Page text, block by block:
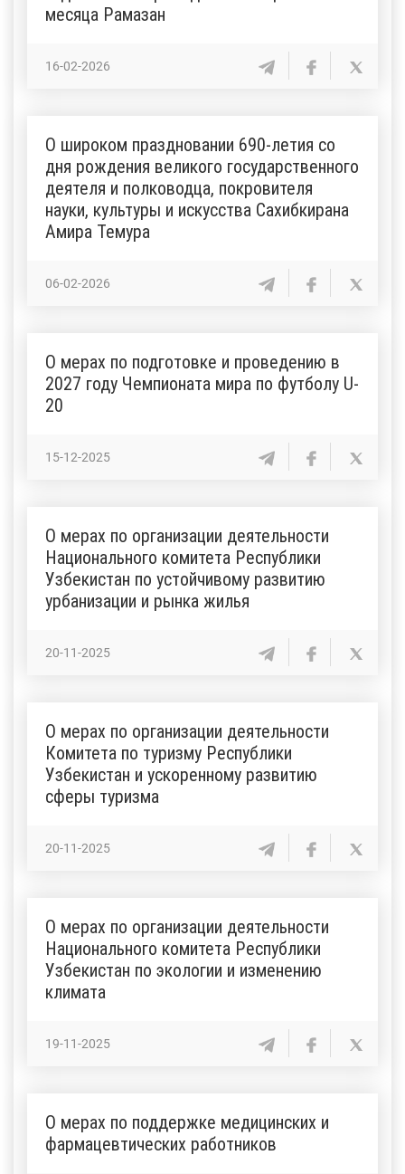
месяца Рамазан
16-02-2026
О широком праздновании 690-летия со
дня рождения великого государственного
деятеля и полководца, покровителя
науки, культуры и искусства Сахибкирана
Амира Темура
06-02-2026
О мерах по подготовке и проведению в
2027 году Чемпионата мира по футболу U-
20
15-12-2025
О мерах по организации деятельности
Национального комитета Республики
Узбекистан по устойчивому развитию
урбанизации и рынка жилья
20-11-2025
О мерах по организации деятельности
Комитета по туризму Республики
Узбекистан и ускоренному развитию
сферы туризма
20-11-2025
О мерах по организации деятельности
Национального комитета Республики
Узбекистан по экологии и изменению
климата
19-11-2025
О мерах по поддержке медицинских и
фармацевтических работников